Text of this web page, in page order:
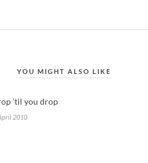
YOU MIGHT ALSO LIKE
’til you drop
2010